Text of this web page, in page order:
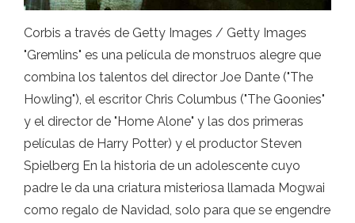
Corbis a través de Getty Images / Getty Images
"Gremlins" es una película de monstruos alegre que
combina los talentos del director Joe Dante ("The
Howling"), el escritor Chris Columbus ("The Goonies"
y el director de "Home Alone" y las dos primeras
películas de Harry Potter) y el productor Steven
Spielberg En la historia de un adolescente cuyo
padre le da una criatura misteriosa llamada Mogwai
como regalo de Navidad, solo para que se engendre